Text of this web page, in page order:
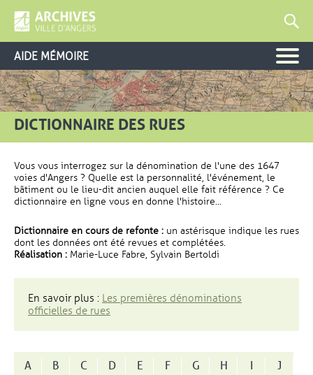
AIDE MÉMOIRE
DICTIONNAIRE DES RUES
Vous vous interrogez sur la dénomination de l'une des 1647
voies d'Angers ? Quelle est la personnalité, l'événement, le
bâtiment ou le lieu-dit ancien auquel elle fait référence ? Ce
dictionnaire en ligne vous en donne l'histoire...
Dictionnaire en cours de refonte : un astérisque indique les rues
dont les données ont été revues et complétées.
Réalisation : Marie-Luce Fabre, Sylvain Bertoldi
En savoir plus : Les premières dénominations
officielles de rues
A B C D E F G H I
J